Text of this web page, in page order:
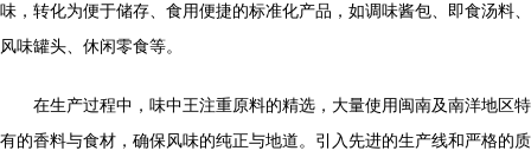
味，转化为便于储存、食用便捷的标准化产品，如调味酱包、即食汤料、
风味罐头、休闲零食等。
在生产过程中，味中王注重原料的精选，大量使用闽南及南洋地区特
有的香料与食材，确保风味的纯正与地道。引入先进的生产线和严格的质